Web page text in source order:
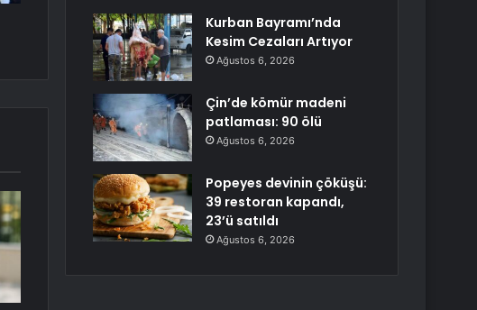
Kurban Bayramı’nda
Kesim Cezaları Artıyor
Ağustos 6, 2026
Çin’de kömür madeni
patlaması: 90 ölü
Ağustos 6, 2026
Popeyes devinin çöküşü:
39 restoran kapandı,
23’ü satıldı
Ağustos 6, 2026